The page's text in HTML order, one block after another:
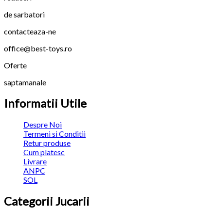
de sarbatori
contacteaza-ne
office@best-toys.ro
Oferte
saptamanale
Informatii Utile
Despre Noi
Termeni si Conditii
Retur produse
Cum platesc
Livrare
ANPC
SOL
Categorii Jucarii